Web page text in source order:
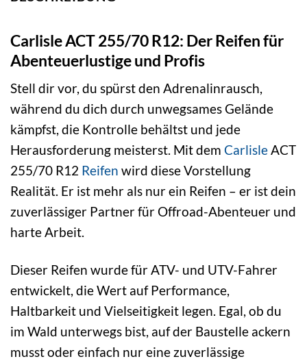
Carlisle ACT 255/70 R12: Der Reifen für
Abenteuerlustige und Profis
Stell dir vor, du spürst den Adrenalinrausch,
während du dich durch unwegsames Gelände
kämpfst, die Kontrolle behältst und jede
Herausforderung meisterst. Mit dem CarlisleACT
255/70 R12 Reifen wird diese Vorstellung
Realität. Er ist mehr als nur ein Reifen – er ist dein
zuverlässiger Partner für Offroad-Abenteuer und
harte Arbeit.
Dieser Reifen wurde für ATV- und UTV-Fahrer
entwickelt, die Wert auf Performance,
Haltbarkeit und Vielseitigkeit legen. Egal, ob du
im Wald unterwegs bist, auf der Baustelle ackern
musst oder einfach nur eine zuverlässige